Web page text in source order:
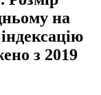
на
з 2019